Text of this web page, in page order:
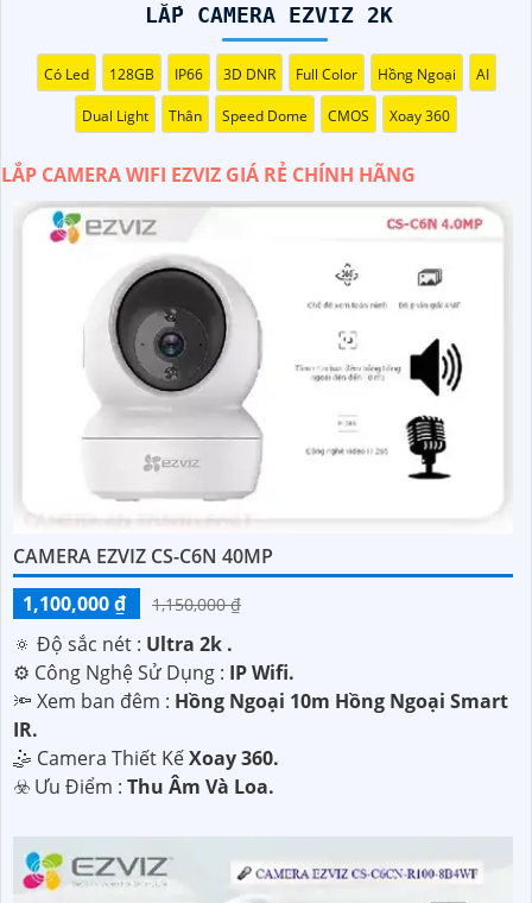
mọi lúc mọi nơi chỉ bằng một chiếc điện thoại thông minh.
Không chỉ vậy, sản phẩm cũng mang lại chất lượng hình
ảnh sắc nét và độ phân giải cao, cho phép bạn theo dõi
mọi hoạt động một cách dễ dàng. Đừng bỏ lỡ cơ hội sở
hữu Camera Wifi Ezviz giá rẻ chính hãng để bảo vệ tài sản
và gia đình của bạn ngay hôm nay!"
Hy vọng đoạn văn trên sẽ giúp bạn trong việc giới thiệu
sản phẩm Camera Wifi Ezviz.
LẮP CAMERA EZVIZ 2K
Có Led 128GB IP66 3D DNR Full Color Hồng Ngoại AI
Dual Light Thân Speed Dome CMOS Xoay 360
LẮP CAMERA WIFI EZVIZ GIÁ RẺ CHÍNH HÃNG
CAMERA EZVIZ CS-C6N 40MP
1,100,000 ₫
1,150,000 ₫
🔅 Độ sắc nét : Ultra 2k .
⚙ Công Nghệ Sử Dụng : IP Wifi.
🔦 Xem ban đêm : Hồng Ngoại 10m Hồng Ngoại Smart
IR.
🤹 Camera Thiết KếXoay 360.
️☣️ Ưu Điểm : Thu Âm Và Loa.